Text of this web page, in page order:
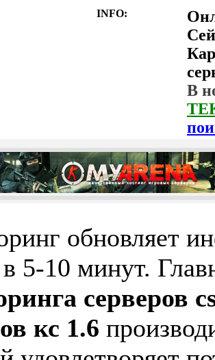
INFO:
В
обновляет
в 5-10 минут.
серверов
кс 1.6